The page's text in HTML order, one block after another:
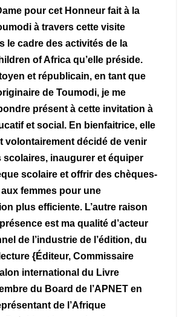
pour cet Honneur fait à la
à travers cette visite
le cadre des activités de la
of Africa qu’elle préside.
et républicain, en tant que
de Toumodi, je me
présent à cette invitation à
et social. En bienfaitrice, elle
volontairement décidé de venir
scolaires, inaugurer et équiper
scolaire et offrir des chèques-
femmes pour une
plus efficiente. L’autre raison
est ma qualité d’acteur
de l’industrie de l’édition, du
{Éditeur, Commissaire
international du Livre
du Board de l’APNET en
de l’Afrique